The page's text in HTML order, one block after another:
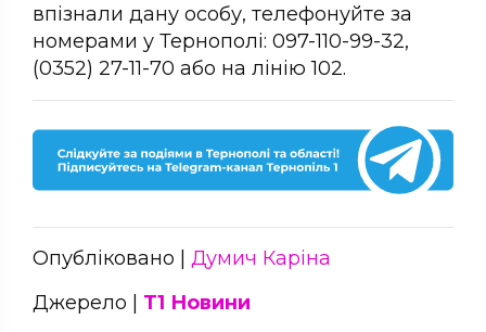
впізнали дану особу, телефонуйте за
номерами у Тернополі: 097-110-99-32,
(0352) 27-11-70 або на лінію 102.
Опубліковано | Думич Каріна
Джерело | Т1 Новини